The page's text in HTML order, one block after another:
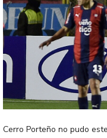
Cerro Porteño no pudo